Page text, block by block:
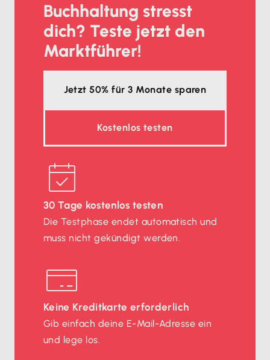
Buchhaltung stresst
dich? Teste jetzt den
Marktführer!
30 Tage kostenlos testen
Die Testphase endet automatisch und
muss nicht gekündigt werden.
Keine Kreditkarte erforderlich
Gib einfach deine E-Mail-Adresse ein
und lege los.
Jetzt 50% für 3 Monate sparen
Kostenlos testen